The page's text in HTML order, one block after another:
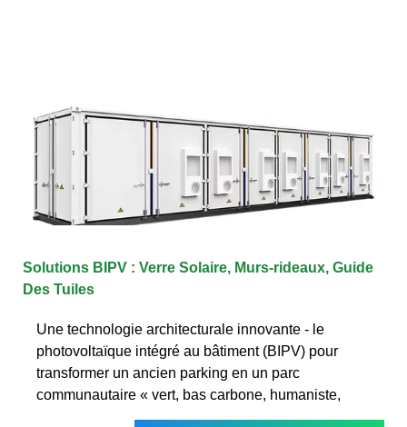
Solutions BIPV : Verre Solaire, Murs-rideaux, Guide
Des Tuiles
Une technologie architecturale innovante - le
photovoltaïque intégré au bâtiment (BIPV) pour
transformer un ancien parking en un parc
communautaire « vert, bas carbone, humaniste,